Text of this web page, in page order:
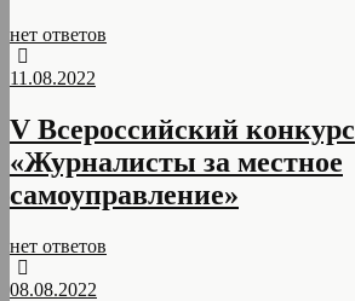
нет ответов
11.08.2022
V Всероссийский конкурс
«Журналисты за местное
самоуправление»
нет ответов
08.08.2022